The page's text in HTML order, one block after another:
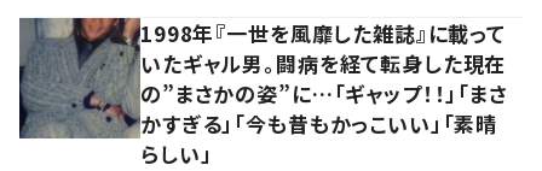
1998年『一世を風靡した雑誌』に載って
いたギャル男。闘病を経て転身した現在
の”まさかの姿”に…「ギャップ！！」「まさ
かすぎる」「今も昔もかっこいい」「素晴
らしい」